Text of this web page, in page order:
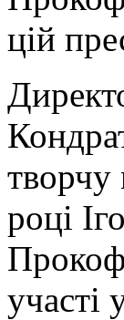
цій
творчу
році
участі